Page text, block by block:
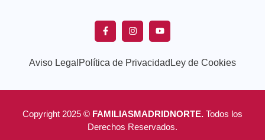
Aviso Legal Política de Privacidad Ley de Cookies
Copyright 2025 © FAMILIASMADRIDNORTE. Todos los
Derechos Reservados.